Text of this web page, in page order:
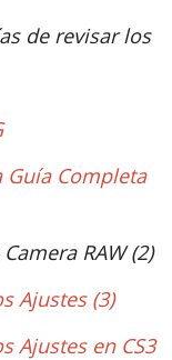
de revisar los
Guía Completa
RAW (2)
Ajustes (3)
Ajustes en CS3